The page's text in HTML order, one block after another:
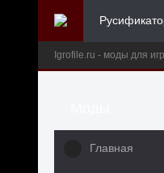
Igrofile.ru - моды для игр
Главная